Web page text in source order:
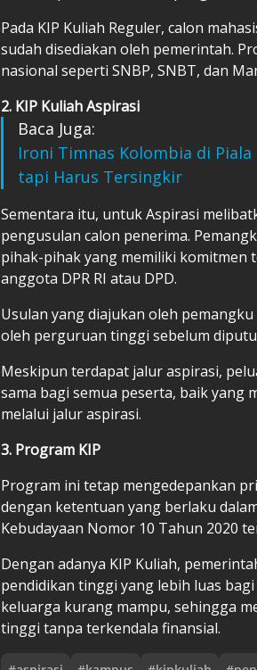
Pada KIP Kuliah Reguler, calon
sudah disediakan oleh pemerintah.
nasional seperti SNBP, SNBT, dan
2. KIP Kuliah Aspirasi
Baca Juga:
Ironi Timnas Kolombia di Piala
tapi Harus Tersingkir
Sementara itu, untuk Aspirasi
pengusulan calon penerima.
pihak-pihak yang memiliki komitmen
anggota DPR RI atau DPD.
Usulan yang diajukan oleh
oleh perguruan tinggi sebelum
Meskipun terdapat jalur aspirasi,
sama bagi semua peserta, baik yang
melalui jalur aspirasi.
3. Program KIP
Program ini tetap mengedepankan
dengan ketentuan yang berlaku
Kebudayaan Nomor 10 Tahun 2020
Dengan adanya KIP Kuliah,
pendidikan tinggi yang lebih luas
keluarga kurang mampu, sehingga
tinggi tanpa terkendala finansial.